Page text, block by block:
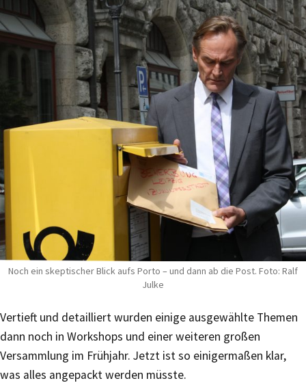
Noch ein skeptischer Blick aufs Porto – und dann ab die Post. Foto: Ralf
Julke
Vertieft und detailliert wurden einige ausgewählte Themen
dann noch in Workshops und einer weiteren großen
Versammlung im Frühjahr. Jetzt ist so einigermaßen klar,
was alles angepackt werden müsste.